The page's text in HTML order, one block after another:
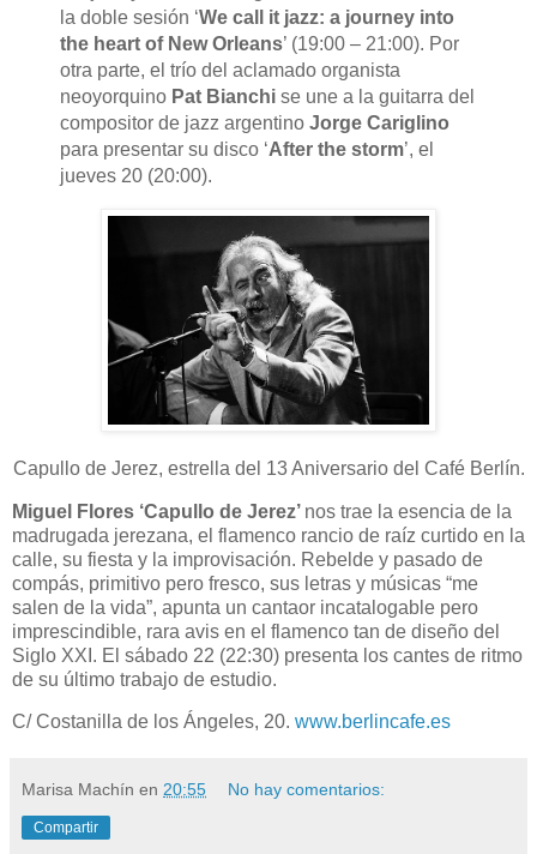
la doble sesión ‘We call it jazz: a journey into
the heart of New Orleans’ (19:00 – 21:00). Por
otra parte, el trío del aclamado organista
neoyorquino Pat Bianchise une a la guitarra del
compositor de jazz argentino Jorge Cariglino
para presentar su disco ‘After the storm’, el
jueves 20 (20:00).
Capullo de Jerez, estrella del 13 Aniversario del Café Berlín.
Miguel Flores ‘Capullo de Jerez’ nos trae la esencia de la
madrugada jerezana, el flamenco rancio de raíz curtido en la
calle, su fiesta y la improvisación. Rebelde y pasado de
compás, primitivo pero fresco, sus letras y músicas “me
salen de la vida”, apunta un cantaor incatalogable pero
imprescindible, rara avis en el flamenco tan de diseño del
Siglo XXI. El sábado 22 (22:30) presenta los cantes de ritmo
de su último trabajo de estudio.
C/ Costanilla de los Ángeles, 20. www.berlincafe.es
Marisa Machín en 20:55 No hay comentarios:
Compartir